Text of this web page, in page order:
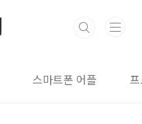
스마트폰 어플